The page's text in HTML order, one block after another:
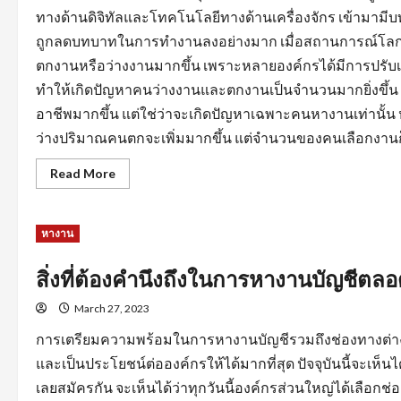
ทางด้านดิจิทัลและโทคโนโลยีทางด้านเครื่องจักร เข้ามา
ถูกลดบทบาทในการทำงานลงอย่างมาก เมื่อสถานการณ์โ
ตกงานหรือว่างงานมากขึ้น เพราะหลายองค์กรได้มีการป
ทำให้เกิดปัญหาคนว่างงานและตกงานเป็นจำนวนมากยิ่งขึ้
อาชีพมากขึ้น แต่ใช่ว่าจะเกิดปัญหาเฉพาะคนหางานเท่านั้
ว่างปริมาณคนตกจะเพิ่มมากขึ้น แต่จำนวนของคนเลือกงา
Read MoreRead
more
คน
หา
เพื่อ
หา
งาน
ลุล่วง
ไป
ด้วย
ดี
หางาน
สิ่งที่ต้องคำนึงถึงในการหางานบัญชีตล
March 27, 2023
การเตรียมความพร้อมในการหางานบัญชีรวมถึงช่องทางต่
และเป็นประโยชน์ต่อองค์กรให้ได้มากที่สุด ปัจจุบันนี้จะเห็
เลยสมัครกัน จะเห็นได้ว่าทุกวันนี้องค์กรส่วนใหญ่ได้เลือก